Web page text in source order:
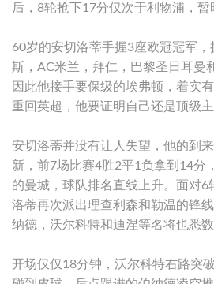
后，8轮抢下17分仅次于利物浦，暂
60岁的安切洛蒂手握3座欧冠冠军，
斯，AC米兰，拜仁，巴黎圣日耳曼
因此他接手要保级的埃弗顿，着实
重回英超，他要证明自己还是顶级主
安切洛蒂并没有让人失望，他的到
新，前7场比赛4胜2平1负拿到14分
的曼城，球队排名直线上升。面对6
洛蒂再次派出理查利森和勒温的锋
纳德，沃尔科特和迪涅等名将也悉数
开场仅仅18分钟，沃尔科特右路突